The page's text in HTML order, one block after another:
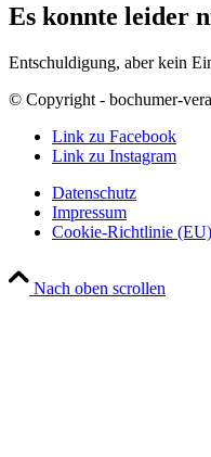
Es konnte leider
Entschuldigung, aber kein
© Copyright - bochumer-
Link zu Facebook
Link zu Instagram
Datenschutz
Impressum
Cookie-Richtlinie (EU)
Nach oben scrollen